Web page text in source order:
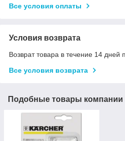
Все условия оплаты
Условия возврата
Возврат товара в течение 14 дней
Все условия возврата
Подобные товары компании